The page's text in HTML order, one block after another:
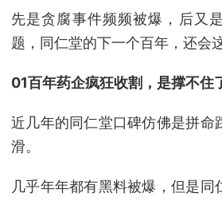
先是贪腐事件频频被爆，后又
题，同仁堂的下一个百年，还会
01百年药企疯狂收割，是撑不住
近几年的同仁堂口碑仿佛是拼命
滑。
几乎年年都有黑料被爆，但是同